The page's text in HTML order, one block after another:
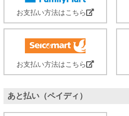
お支払い方法はこちら
お支払い方法はこちら
あと払い（ペイディ）